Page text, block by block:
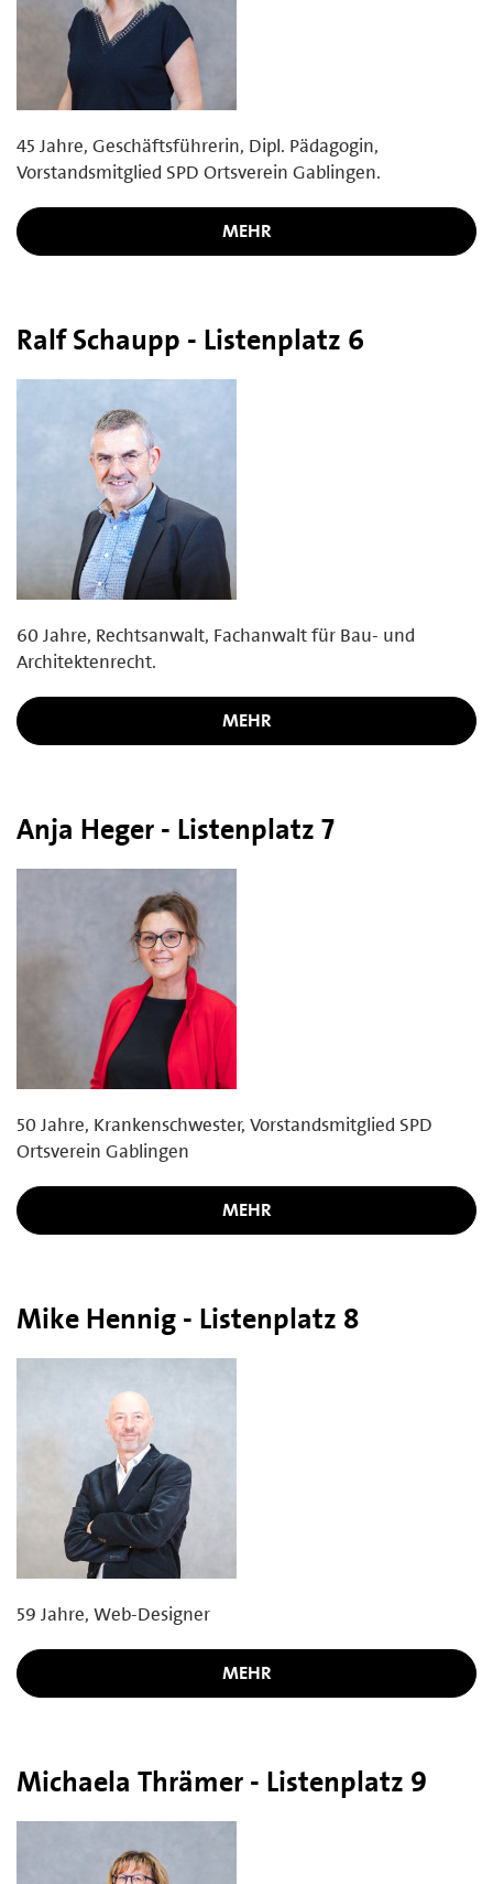
45 Jahre, Geschäftsführerin, Dipl. Pädagogin,
Vorstandsmitglied SPD Ortsverein Gablingen.
MEHR
Ralf Schaupp - Listenplatz 6
60 Jahre, Rechtsanwalt, Fachanwalt für Bau- und
Architektenrecht.
MEHR
Anja Heger - Listenplatz 7
50 Jahre, Krankenschwester, Vorstandsmitglied SPD
Ortsverein Gablingen
MEHR
Mike Hennig - Listenplatz 8
59 Jahre, Web-Designer
MEHR
Michaela Thrämer - Listenplatz 9